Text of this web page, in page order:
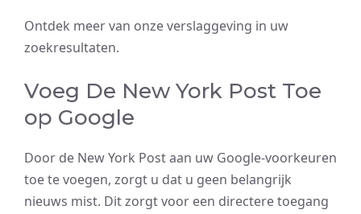
Ontdek meer van onze verslaggeving in uw
zoekresultaten.
Voeg De New York Post Toe
op Google
Door de New York Post aan uw Google-voorkeuren
toe te voegen, zorgt u dat u geen belangrijk
nieuws mist. Dit zorgt voor een directere toegang